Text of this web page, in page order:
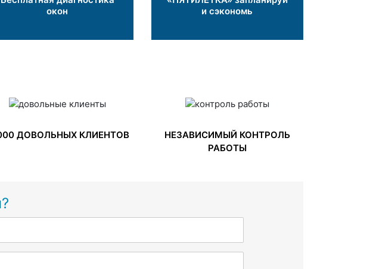
окон
и сэкономь
ДОВОЛЬНЫХ КЛИЕНТОВ
НЕЗАВИСИМЫЙ КОНТРОЛЬ
РАБОТЫ